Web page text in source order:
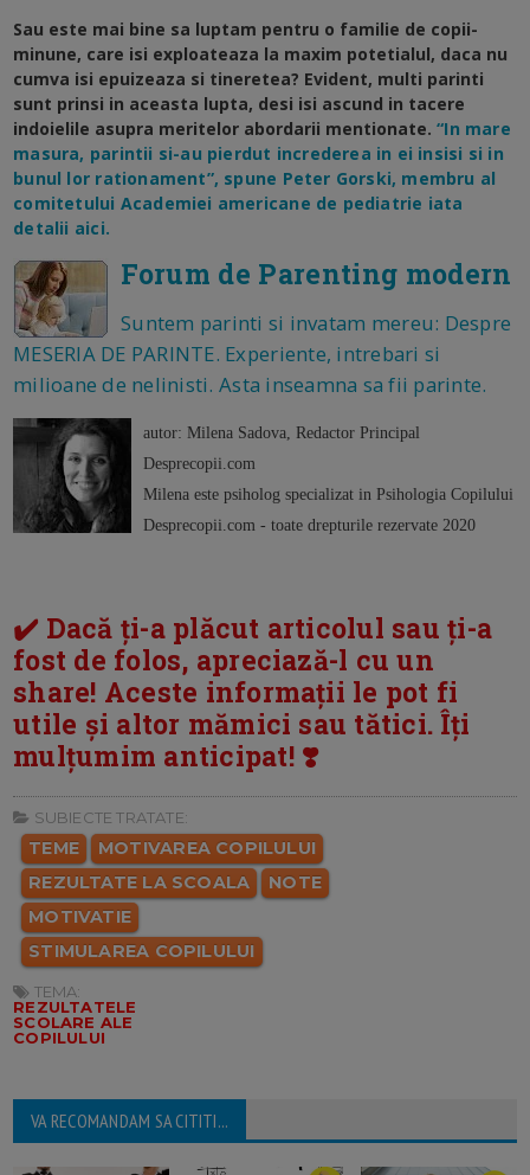
Sau este mai bine sa luptam pentru o familie de copii-
minune, care isi exploateaza la maxim potetialul, daca nu
cumva isi epuizeaza si tineretea? Evident, multi parinti
sunt prinsi in aceasta lupta, desi isi ascund in tacere
indoielile asupra meritelor abordarii mentionate. “In mare
masura, parintii si-au pierdut increderea in ei insisi si in
bunul lor rationament”, spune Peter Gorski, membru al
comitetului Academiei americane de pediatrie iata
detalii aici.
Forum de Parenting modern
Suntem parinti si invatam mereu: Despre
MESERIA DE PARINTE. Experiente, intrebari si
milioane de nelinisti. Asta inseamna sa fii parinte.
autor: Milena Sadova, Redactor Principal
Desprecopii.com
Milena este psiholog specializat in Psihologia Copilului
Desprecopii.com - toate drepturile rezervate 2020
✔️ Dacă ți-a plăcut articolul sau ți-a
fost de folos, apreciază-l cu un
share! Aceste informații le pot fi
utile și altor mămici sau tătici. Îți
mulțumim anticipat! ❣️
SUBIECTE TRATATE:
TEME
MOTIVAREA COPILULUI
REZULTATE LA SCOALA
NOTE
MOTIVATIE
STIMULAREA COPILULUI
TEMA:
REZULTATELE
SCOLARE ALE
COPILULUI
VA RECOMANDAM SA CITITI...